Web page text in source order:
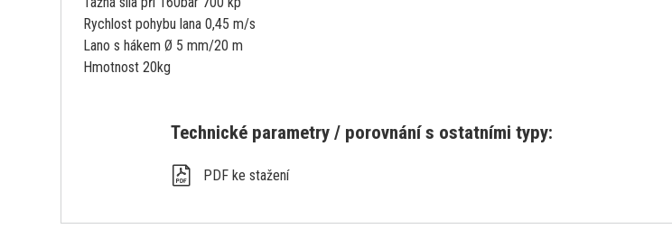
Rychlost pohybu lana 0,45 m/s
Lano s hákem Ø 5 mm/20 m
Hmotnost 20kg
Technické parametry / porovnání s ostatními typy:
PDF ke stažení